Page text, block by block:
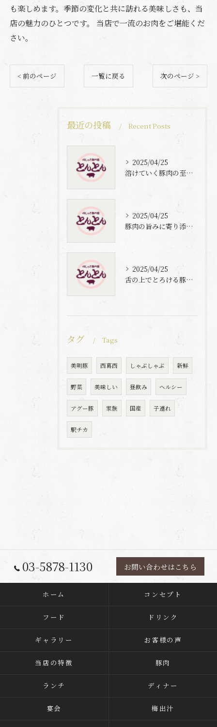
も楽しめます。季節の変化と共に訪れる美味しさも、当
店の魅力のひとつです。 当店で一流のお肉をご堪能くだ
さい。
< 前のページ 一覧に戻る 次のページ >
最近の投稿 Recent Posts
2025/04/25
溶けていく豚肉の至福体験
2025/04/25
豚肉の旨みに寄り添う自家製梅出汁の魅力
2025/04/25
舌の上でとろける豚肉と自家製梅出汁の魅力
タグ Tags
美明豚 西葛西 しゃぶしゃぶ 新鮮
野菜 美味しい 昼飲み ヘルシー
アグー豚 家族 国産 子連れ
駅チカ
03-5878-1130 お問い合わせはこちら
ホーム コンセプト
フード ドリンク
ギャラリー お客様の声
当店の特徴 豚肉
ランチ ディナー
宴会 梅出汁